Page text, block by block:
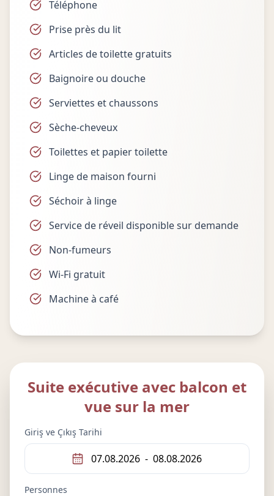
Téléphone
Prise près du lit
Articles de toilette gratuits
Baignoire ou douche
Serviettes et chaussons
Sèche-cheveux
Toilettes et papier toilette
Linge de maison fourni
Séchoir à linge
Service de réveil disponible sur demande
Non-fumeurs
Wi-Fi gratuit
Machine à café
Suite exécutive avec balcon et
vue sur la mer
Giriş ve Çıkış Tarihi
07.08.2026 - 08.08.2026
Personnes